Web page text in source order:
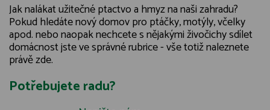
Jak nalákat užitečné ptactvo a hmyz na naši zahradu?
Pokud hledáte nový domov pro ptáčky, motýly, včelky
apod. nebo naopak nechcete s nějakými živočichy sdílet
domácnost jste ve správné rubrice - vše totiž naleznete
právě zde.
Potřebujete radu?